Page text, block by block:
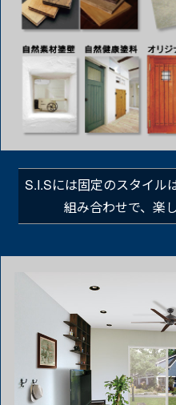
S.I.Sには固定のスタイル
組み合わせで、楽